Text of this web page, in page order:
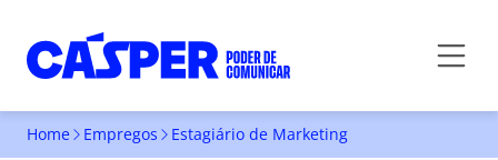
Home Empregos Estagiário de Marketing